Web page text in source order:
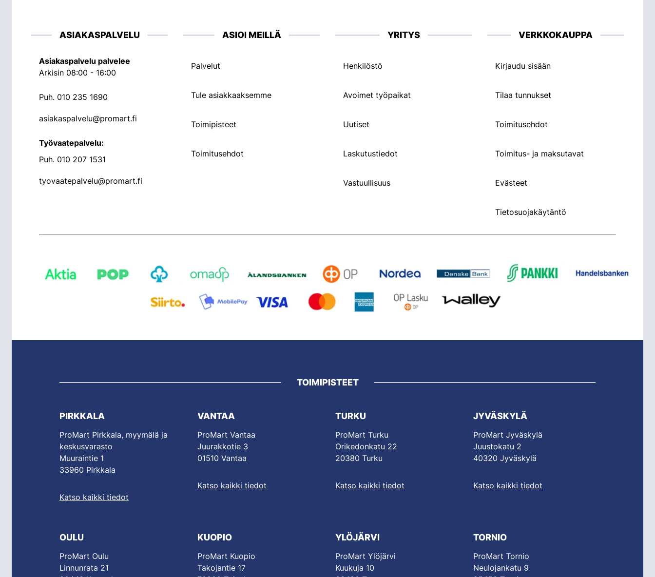
ASIAKASPALVELU
Asiakaspalvelu palvelee
Arkisin 08:00 - 16:00
Puh. 010 235 1690
asiakaspalvelu@promart.fi
Työvaatepalvelu:
Puh. 010 207 1531
tyovaatepalvelu@promart.fi
ASIOI MEILLÄ
Palvelut
Tule asiakkaaksemme
Toimipisteet
Toimitusehdot
YRITYS
Henkilöstö
Avoimet työpaikat
Uutiset
Laskutustiedot
Vastuullisuus
VERKKOKAUPPA
Kirjaudu sisään
Tilaa tunnukset
Toimitusehdot
Toimitus- ja maksutavat
Evästeet
Tietosuojakäytäntö
TOIMIPISTEET
PIRKKALA
ProMart Pirkkala, myymälä ja
keskusvarasto
Muuraintie 1
33960 Pirkkala
Katso kaikki tiedot
VANTAA
ProMart Vantaa
Juurakkotie 3
01510 Vantaa
Katso kaikki tiedot
TURKU
ProMart Turku
Orikedonkatu 22
20380 Turku
Katso kaikki tiedot
JYVÄSKYLÄ
ProMart Jyväskylä
Juustokatu 2
40320 Jyväskylä
Katso kaikki tiedot
OULU
ProMart Oulu
Linnunrata 21
KUOPIO
ProMart Kuopio
Takojantie 17
YLÖJÄRVI
ProMart Ylöjärvi
Kuukuja 10
TORNIO
ProMart Tornio
Neulojankatu 9